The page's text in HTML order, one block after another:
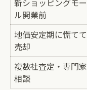
税負担を抑え
土地売却
港区で
譲渡所得
土地売
新ショッピングモー
ル開業前
地価安定期に慌てて
売却
複数社査定・専門家
相談